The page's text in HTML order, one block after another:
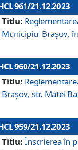
961/21.12.2023
Titlu:
Municipiul Brașov,
960/21.12.2023
Titlu:
Brașov, str. Matei
959/21.12.2023
Titlu: Înscrierea în